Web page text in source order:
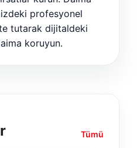
profesyonel
tutarak dijitaldeki
koruyun.
Tümü